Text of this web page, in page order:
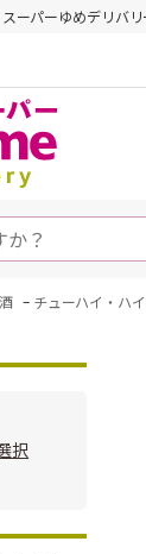
ーパーゆめデリバリ
酒 - チューハイ・ハ
択